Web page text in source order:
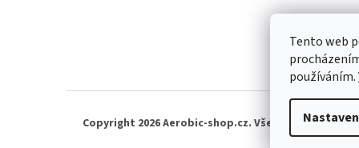
Tento web
používáním.
Copyright 2026Aerobic-shop.cz. Všechna práva